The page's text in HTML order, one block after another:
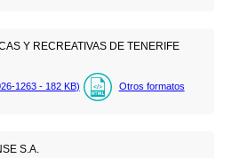
Y RECREATIVAS DE TENERIFE
1263 - 182 KB) Otros formatos
S.A.